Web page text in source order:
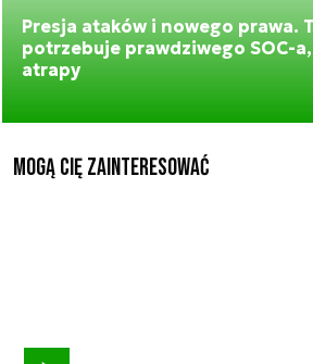
Presja ataków i nowego prawa.
potrzebuje prawdziwego SOC-
atrapy
Mogą Cię zainteresować